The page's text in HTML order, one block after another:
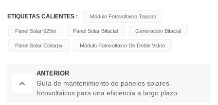
ETIQUETAS CALIENTES : Módulo Fotovoltaico Topcon
Panel Solar 625w Panel Solar Bifacial Generación Bifacial
Panel Solar Coilarpv Módulo Fotovoltaico De Doble Vidrio
ANTERIOR
Guía de mantenimiento de paneles solares
fotovoltaicos para una eficiencia a largo plazo